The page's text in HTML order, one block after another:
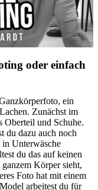
oder einfach
ein
Zunächst im
Oberteil und Schuhe.
du dazu auch noch
Unterwäsche
du das auf keinen
Körper sieht,
Foto hat mit einem
arbeitest du für